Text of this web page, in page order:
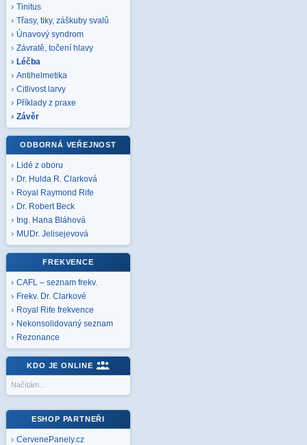
Tinitus
Třasy, tiky, záškuby svalů
Únavový syndrom
Závratě, točení hlavy
Léčba
Antihelmetika
Citlivost larvy
Příklady z praxe
Závěr
ODBORNÁ VEŘEJNOST
Lidé z oboru
Dr. Hulda R. Clarková
Royal Raymond Rife
Dr. Robert Beck
Ing. Hana Bláhová
MUDr. Jelisejevová
FREKVENCE
CAFL – seznam frekv.
Frekv. Dr. Clarkové
Royal Rife frekvence
Nekonsolidovaný seznam
Rezonance
KDO JE ONLINE
Načítám…
ESHOP PARTNEŘI
CervenePanely.cz